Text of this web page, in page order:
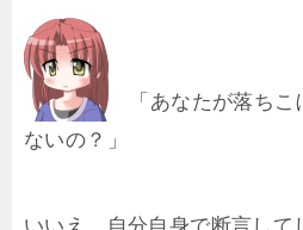
「あなたが落ちこ
ないの？」